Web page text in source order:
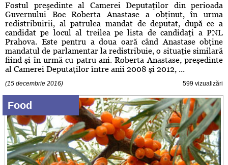
Fostul preşedinte al Camerei Deputaţilor din perioada
Guvernului Boc Roberta Anastase a obţinut, în urma
redistribuirii, al patrulea mandat de deputat, după ce a
candidat pe locul al treilea pe lista de candidaţi a PNL
Prahova. Este pentru a doua oară când Anastase obţine
mandatul de parlamentar la redistribuie, o situaţie similară
fiind şi în urmă cu patru ani. Roberta Anastase, preşedinte
al Camerei Deputaţilor între anii 2008 şi 2012, ...
(15 decembrie 2016) 599 vizualizări
Food